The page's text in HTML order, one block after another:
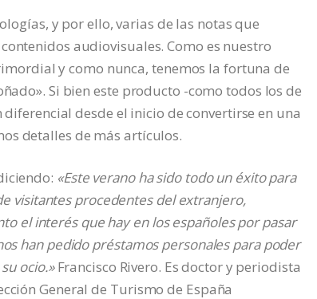
y por ello, varias de las notas que
audiovisuales. Como es nuestro
y como nunca, tenemos la fortuna de
Si bien este producto -como todos los de
desde el inicio de convertirse en una
detalles de más artículos.
«Este verano ha sido todo un éxito para
visitantes procedentes del extranjero,
el interés que hay en los españoles por pasar
han pedido préstamos personales para poder
ocio.»Francisco Rivero. Es doctor y periodista
General de Turismo de España